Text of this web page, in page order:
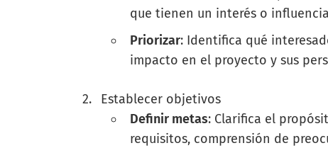
que tienen un interés o
Priorizar: Identifica qué
impacto en el proyecto y sus
Establecer objetivos
Definir metas: Clarifica el
requisitos, comprensión de